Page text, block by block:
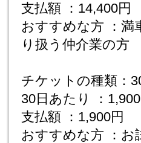
支払額 ：14,400円
おすすめな方 ：満
り扱う仲介業の方
チケットの種類：
30日あたり ：1,900
支払額 ：1,900円
おすすめな方 ：お